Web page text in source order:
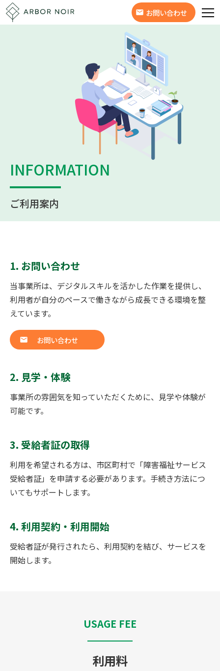
お問い合わせ
INFORMATION
ご利用案内
1. お問い合わせ
当事業所は、デジタルスキルを活かした作業を提供し、
利用者が自分のペースで働きながら成長できる環境を整
えています。
お問い合わせ
2. 見学・体験
事業所の雰囲気を知っていただくために、見学や体験が
可能です。
3. 受給者証の取得
利用を希望される方は、市区町村で「障害福祉サービス
受給者証」を申請する必要があります。手続き方法につ
いてもサポートします。
4. 利用契約・利用開始
受給者証が発行されたら、利用契約を結び、サービスを
開始します。
USAGE FEE
利用料